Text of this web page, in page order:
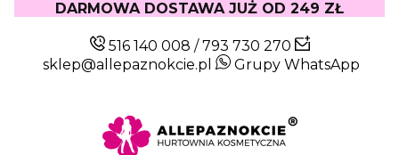
DARMOWA DOSTAWA JUŻ OD 249 ZŁ
516 140 008 /793 730 270
sklep@allepaznokcie.pl
Grupy WhatsApp